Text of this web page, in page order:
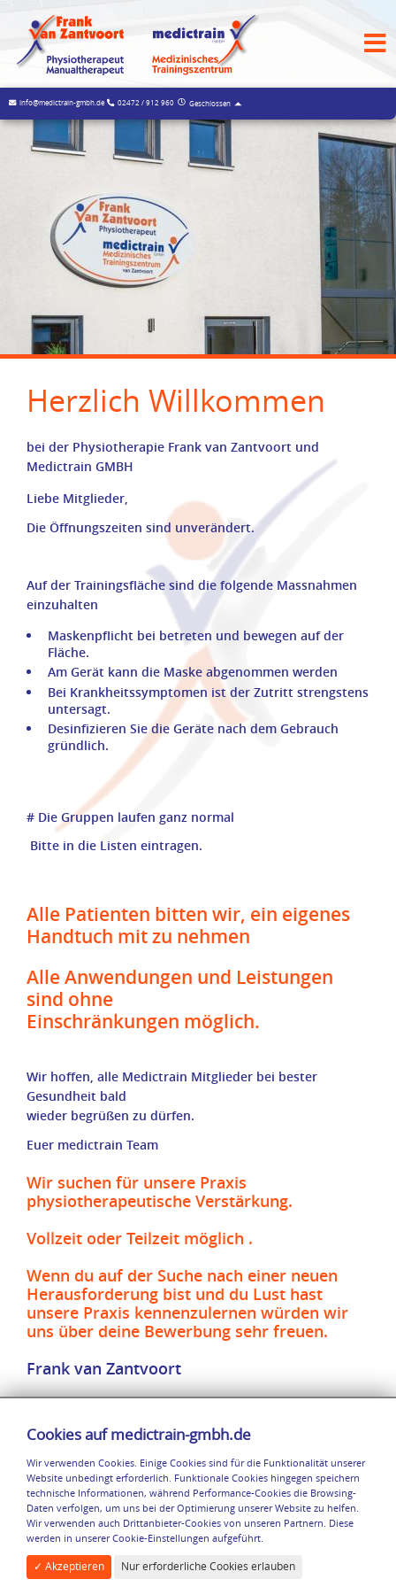
info@medictrain-gmbh.de 02472 / 912 960 Geschlossen
Herzlich Willkommen
bei der Physiotherapie Frank van Zantvoort und
Medictrain GMBH
Liebe Mitglieder,
Die Öffnungszeiten sind unverändert.
Auf der Trainingsfläche sind die folgende Massnahmen
einzuhalten
Maskenpflicht bei betreten und bewegen auf der
Fläche.
Am Gerät kann die Maske abgenommen werden
Bei Krankheitssymptomen ist der Zutritt strengstens
untersagt.
Desinfizieren Sie die Geräte nach dem Gebrauch
gründlich.
# Die Gruppen laufen ganz normal
Bitte in die Listen eintragen.
Alle Patienten bitten wir, ein eigenes
Handtuch mit zu nehmen
Alle Anwendungen und Leistungen
sind ohne
Einschränkungen möglich.
Wir hoffen, alle Medictrain Mitglieder bei bester
Gesundheit bald
wieder begrüßen zu dürfen.
Euer medictrain Team
Wir suchen für unsere Praxis
physiotherapeutische Verstärkung.
Vollzeit oder Teilzeit möglich .
Wenn du auf der Suche nach einer neuen
Herausforderung bist und du Lust hast
unsere Praxis kennenzulernen würden wir
uns über deine Bewerbung sehr freuen.
Frank van Zantvoort
Physiotherapie Frank van Zantvoort
52156 Monschau-Konzen
info@medictrain-gmbh.de
02472 / 912 960
Navigation Rechtliches Social Media
Cookies auf medictrain-gmbh.de
Wir verwenden Cookies. Einige Cookies sind für die Funktionalität unserer
Website unbedingt erforderlich. Funktionale Cookies hingegen speichern
technische Informationen, während Performance-Cookies die Browsing-
Daten verfolgen, um uns bei der Optimierung unserer Website zu helfen.
Wir verwenden auch Drittanbieter-Cookies von unseren Partnern. Diese
werden in unserer Cookie-Einstellungen aufgeführt.
✓ Akzeptieren Nur erforderliche Cookies erlauben